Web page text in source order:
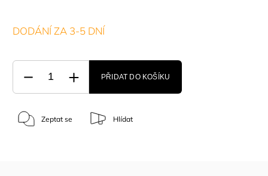
DODÁNÍ ZA 3-5 DNÍ
PŘIDAT DO KOŠÍKU
Zeptat se Hlídat